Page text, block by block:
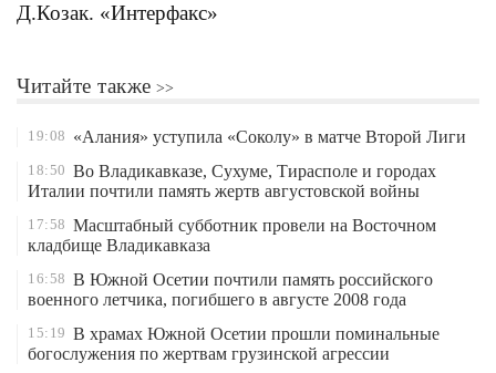
Д.Козак. «Интерфакс»
Читайте также
19:08 «Алания» уступила «Соколу» в матче Второй Лиги
18:50 Во Владикавказе, Сухуме, Тирасполе и городах
Италии почтили память жертв августовской войны
17:58 Масштабный субботник провели на Восточном
кладбище Владикавказа
16:58 В Южной Осетии почтили память российского
военного летчика, погибшего в августе 2008 года
15:19 В храмах Южной Осетии прошли поминальные
богослужения по жертвам грузинской агрессии